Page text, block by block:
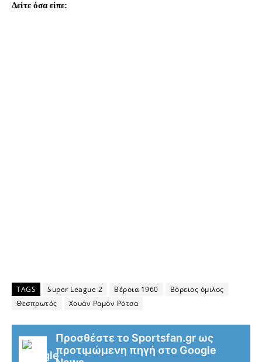
Δείτε όσα είπε:
TAGS Super League 2 Βέροια 1960
Βόρειος όμιλος
Θεσπρωτός
Χουάν Ραμόν Ρότσα
Προσθέστε το Sportsfan.gr ως
προτιμώμενη πηγή στο Google